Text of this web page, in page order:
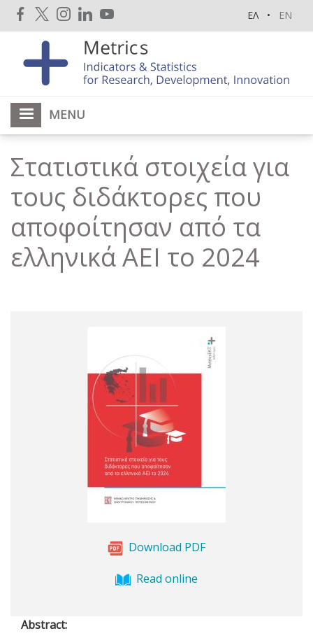
Skip
content
ΕΛ EN
MENU
Στατιστικά στοιχεία για
τους διδάκτορες που
αποφοίτησαν από τα
ελληνικά ΑΕΙ το 2024
Download PDF
Read online
Abstract: